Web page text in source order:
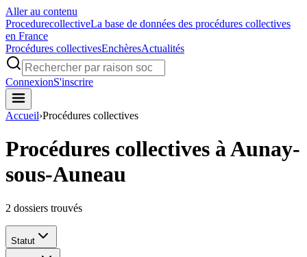
Aller au contenu
ProcedurecollectiveLa base de données des procédures collectives
en France
Procédures collectivesEnchèresActualités
ConnexionS'inscrire
Accueil›Procédures collectives
Procédures collectives à Aunay-
sous-Auneau
2 dossiers trouvés
Statut